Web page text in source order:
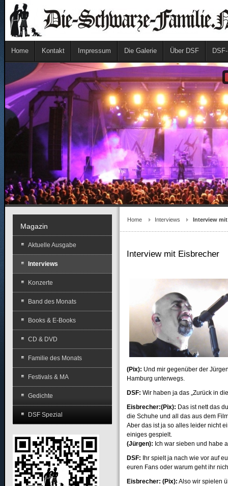
Home Kontakt Impressum Die Galerie Über DSF
Home Interviews Interview
Interview mit Eisbrecher
(Pix): Und mir gegenüber der
Hamburg unterwegs.
DSF: Wir haben ja das „Zurück in
Eisbrecher:(Pix): Das ist nett das
die Schuhe und all das aus dem
Aber das ist ja so alles leider nicht
einiges gespielt.
(Jürgen): Ich war sieben und habe
DSF: Ihr spielt ja nach wie vor auf
euren Fans oder warum geht ihr
Eisbrecher: (Pix): Also wir spielen
Magazin
Aktuelle Ausgabe
Interviews
Konzerte
Band des Monats
Books & E-Books
CD & DVD
Familie des Monats
Festivals & MA
Gedichte
DSF Spezial